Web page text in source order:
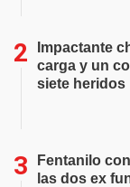
Impactante
carga y un
siete heridos
Fentanilo
las dos ex